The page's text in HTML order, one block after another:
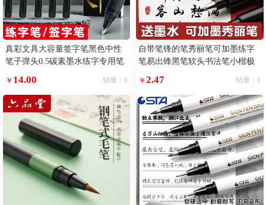
真彩文具大容量签字笔黑色中性
笔子弹头0.5碳素墨水练字专用笔
刚书法笔写字5支
￥ 14.00 销量：0
自带笔锋的笔秀丽笔可加墨练字
笔易出锋黑笔软头书法笔小楷极
￥2.47 销量：0